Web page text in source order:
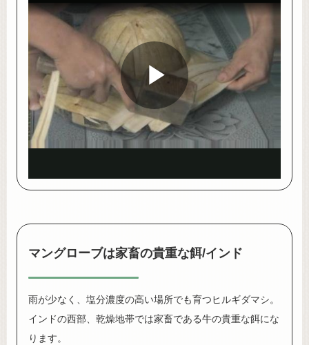
Play
Video
マングローブは家畜の貴重な餌/インド
雨が少なく、塩分濃度の高い場所でも育つヒルギダマシ。
インドの西部、乾燥地帯では家畜である牛の貴重な餌にな
ります。